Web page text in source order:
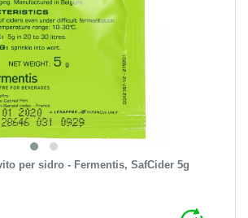
per sidro - Fermentis, SafCider 5g